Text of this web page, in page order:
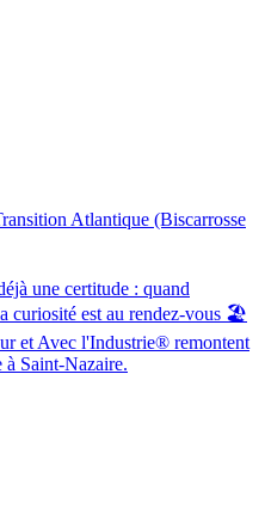
Atlantique (Biscarrosse
une certitude : quand
curiosité est au rendez-vous 🏖️
et Avec l'Industrie® remontent
à Saint-Nazaire.